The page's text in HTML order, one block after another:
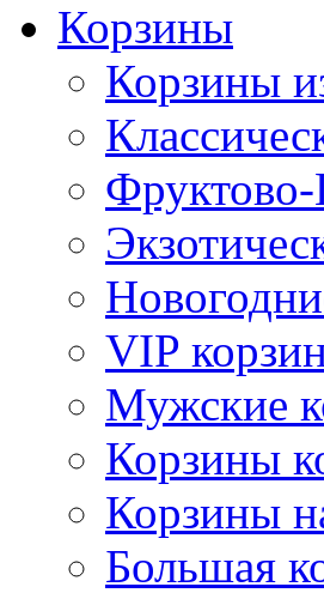
Корзины
Корзины
VIP
Мужские
Корзины
Корзины
Большая